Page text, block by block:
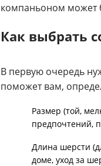
компаньоном может
Как выбрать
В первую очередь
поможет вам,
Размер (той,
предпочтений,
Длина шерсти
доме, уход за